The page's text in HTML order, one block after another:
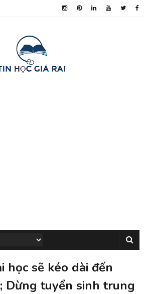
học sẽ kéo dài đến
Dừng tuyển sinh trung